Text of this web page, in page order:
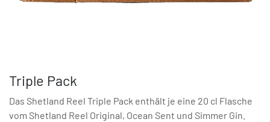
Triple Pack
Das Shetland Reel Triple Pack enthält je eine 20 cl Flasche
vom Shetland Reel Original, Ocean Sent und Simmer Gin.